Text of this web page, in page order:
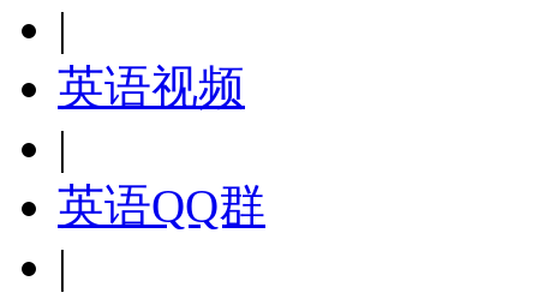
|
英语视频
|
英语QQ群
|